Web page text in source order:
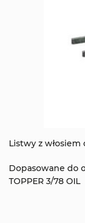
Listwy z włosiem
Dopasowane do
TOPPER 3/78 OIL